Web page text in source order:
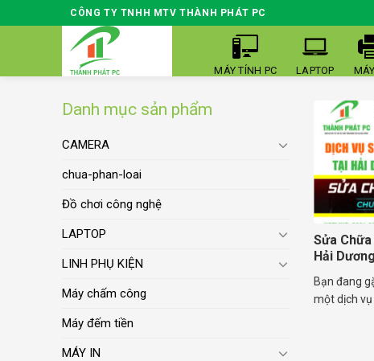
to
CÔNG TY TNHH MTV THÀNH PHÁT PC
MÁY TÍNH PC LAPTOP
Danh mục sản phẩm
CAMERA
chua-phan-loai
Đồ chơi công nghệ
LAPTOP
LINH PHỤ KIỆN
Máy chấm công
Máy đếm tiền
MÁY IN
Sửa
Hải Dương
Bạn đang
một dịch vụ